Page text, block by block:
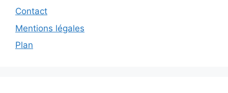
Contact
Mentions légales
Plan